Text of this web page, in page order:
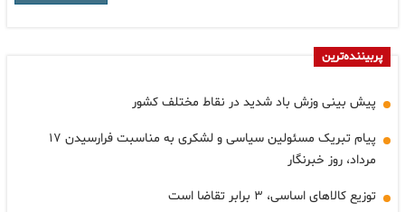
پربیننده‌ترین
پیش بینی وزش باد شدید در نقاط مختلف کشور
پیام تبریک مسئولین سیاسی و لشکری به مناسبت فرارسیدن ۱۷
مرداد، روز خبرنگار
توزیع کالاهای اساسی، ۳ برابر تقاضا است